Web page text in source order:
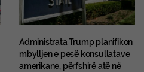
Administrata Trump planifikon
mbylljen e pesë konsullatave
amerikane, përfshirë atë në